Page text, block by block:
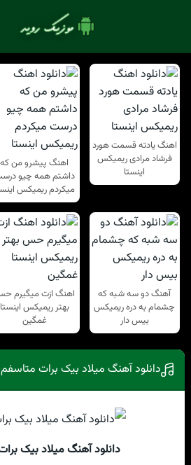
اهنگ یادته قسمت هورد
فرشاد مرادی ریمیکس
اینستا
اهنگ پیشرو من که
داشتم همه چیو
میکردم ریمیکس
آهنگ دو سه شبه که
چشمام به دره ریمیکس
بیس دار
اهنگ ازت میگیرم
بهتر ریمیکس اینستا
غمگین
دانلود آهنگ میلاد بیک برات متاسفم
دانلود آهنگ میلاد بیک